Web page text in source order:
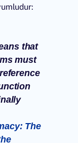
that
must
The